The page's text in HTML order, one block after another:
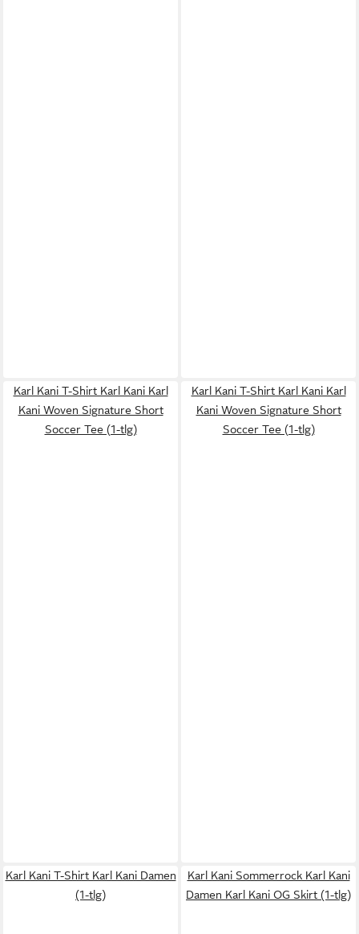
Karl Kani T-Shirt Karl Kani Karl
Kani Woven Signature Short
Soccer Tee (1-tlg)
Karl Kani T-Shirt Karl Kani Karl
Kani Woven Signature Short
Soccer Tee (1-tlg)
Karl Kani T-Shirt Karl Kani Damen
(1-tlg)
Karl Kani Sommerrock Karl Kani
Damen Karl Kani OG Skirt (1-tlg)